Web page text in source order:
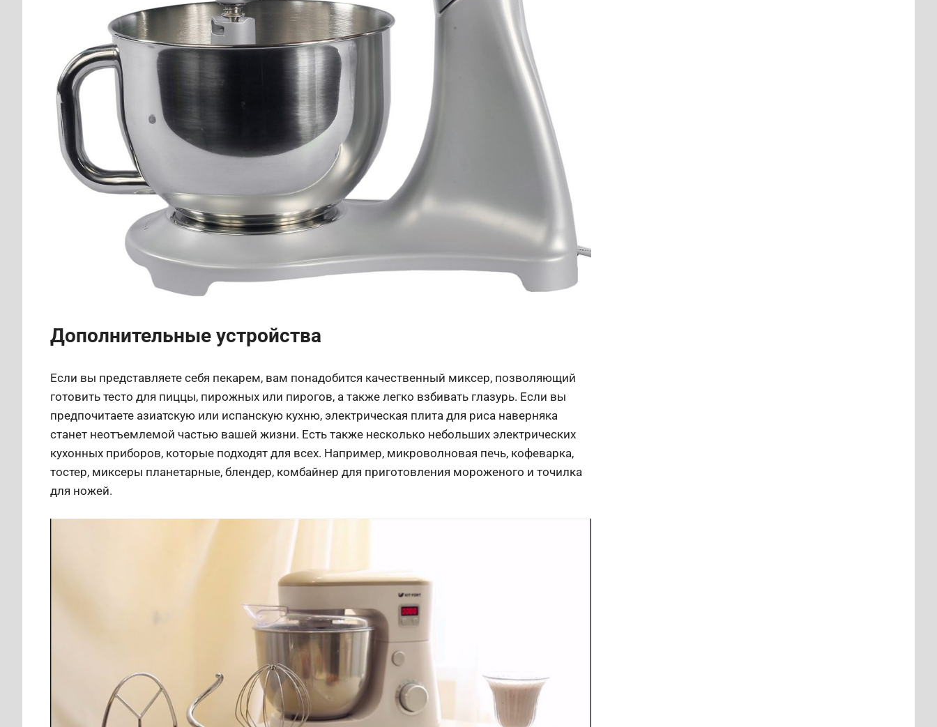
Дополнительные устройства
Если вы представляете себя пекарем, вам понадобится качественный миксер, позволяющий
готовить тесто для пиццы, пирожных или пирогов, а также легко взбивать глазурь. Если вы
предпочитаете азиатскую или испанскую кухню, электрическая плита для риса наверняка
станет неотъемлемой частью вашей жизни. Есть также несколько небольших электрических
кухонных приборов, которые подходят для всех. Например, микроволновая печь, кофеварка,
тостер, миксеры планетарные, блендер, комбайнер для приготовления мороженого и точилка
для ножей.